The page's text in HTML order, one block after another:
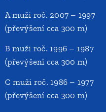
A muži roč. 2007
(převýšení cca 300 m)
B muži roč. 1996
(převýšení cca 300 m)
C muži roč. 1986
(převýšení cca 300 m)